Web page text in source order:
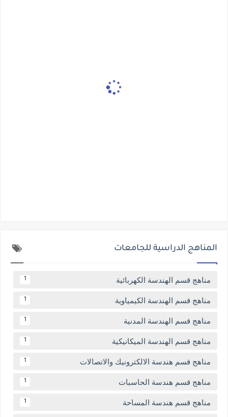
المناهج الدراسية للجامعات
مناهج قسم الهندسة الكهربائية 1
مناهج قسم الهندسة الكيمياوية 1
مناهج قسم الهندسة المدنية 1
مناهج قسم الهندسة الميكانيكية 1
مناهج قسم هندسة الالكترونيك والاتصالات 1
مناهج قسم هندسة الحاسبات 1
مناهج قسم هندسة المساحة 1